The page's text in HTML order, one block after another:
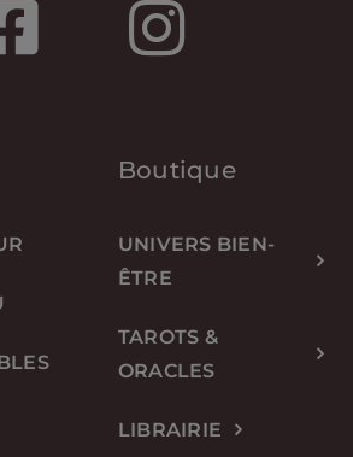
Boutique
UNIVERS BIEN-
ÊTRE
TAROTS &
ORACLES
LIBRAIRIE